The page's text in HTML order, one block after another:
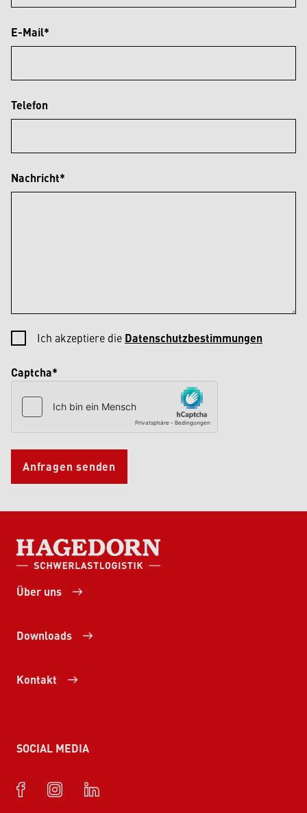
E-Mail*
Telefon
Nachricht*
Ich akzeptiere die Datenschutzbestimmungen
Captcha*
Anfragen senden
HAGEDORN SCHWERLASTLOGISTIK
Über uns
Downloads
Kontakt
SOCIAL MEDIA